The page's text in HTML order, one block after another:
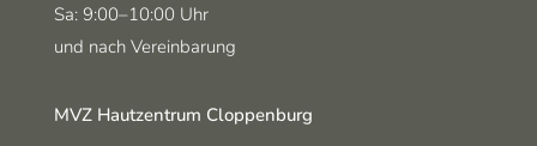
Sa: Samstag
9:00–10:00 Uhr
und nach Vereinbarung
MVZ Hautzentrum Cloppenburg